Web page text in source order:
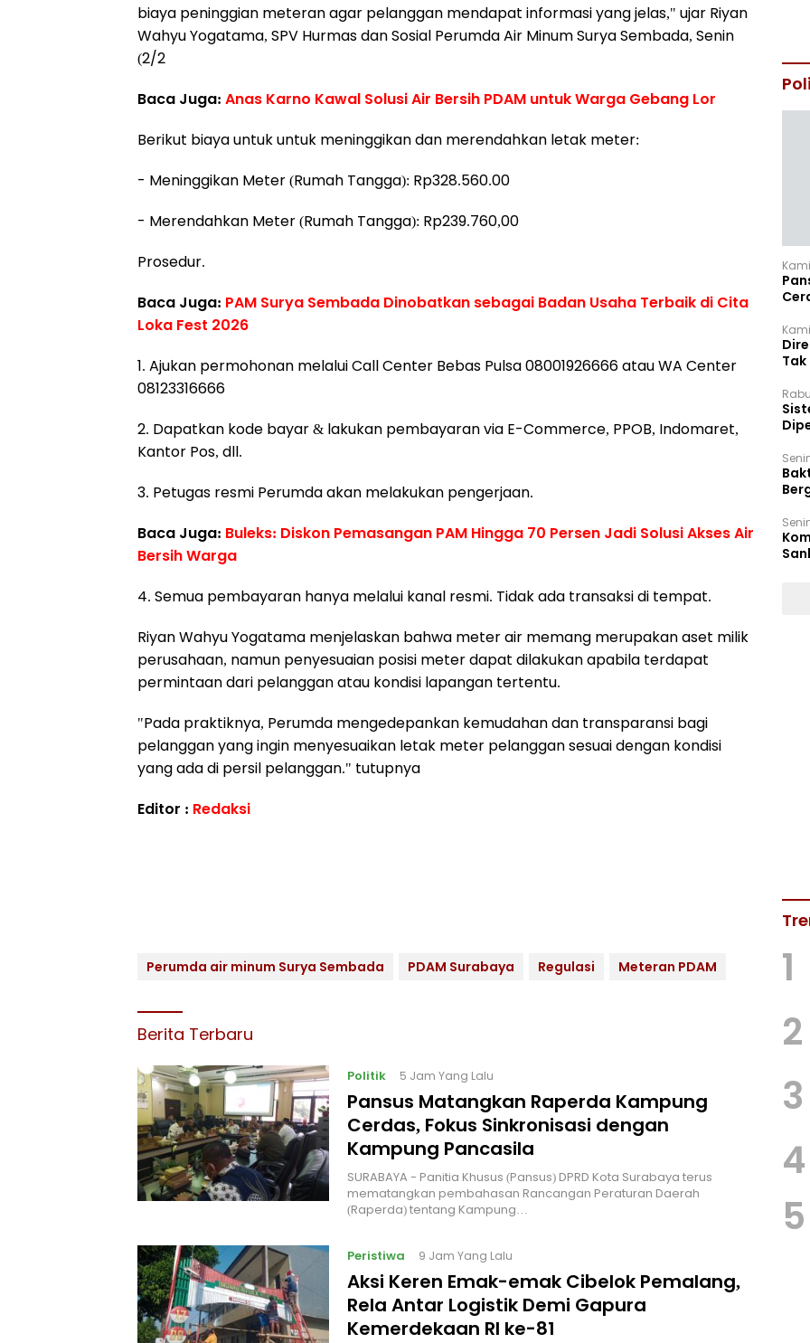
biaya peninggian meteran agar pelanggan mendapat informasi yang jelas," ujar Riyan
Wahyu Yogatama, SPV Hurmas dan Sosial Perumda Air Minum Surya Sembada, Senin
(2/2
Baca Juga: Anas Karno Kawal Solusi Air Bersih PDAM untuk Warga Gebang Lor
Berikut biaya untuk untuk meninggikan dan merendahkan letak meter:
- Meninggikan Meter (Rumah Tangga): Rp328.560.00
- Merendahkan Meter (Rumah Tangga): Rp239.760,00
Prosedur.
Baca Juga: PAM Surya Sembada Dinobatkan sebagai Badan Usaha Terbaik di Cita
Loka Fest 2026 ‎
1. Ajukan permohonan melalui Call Center Bebas Pulsa 08001926666 atau WA Center
08123316666
2. Dapatkan kode bayar & lakukan pembayaran via E-Commerce, PPOB, Indomaret,
Kantor Pos, dll.
3. Petugas resmi Perumda akan melakukan pengerjaan.
Baca Juga: ‎Buleks: Diskon Pemasangan PAM Hingga 70 Persen Jadi Solusi Akses Air
Bersih Warga
4. Semua pembayaran hanya melalui kanal resmi. Tidak ada transaksi di tempat.
Riyan Wahyu Yogatama menjelaskan bahwa meter air memang merupakan aset milik
perusahaan, namun penyesuaian posisi meter dapat dilakukan apabila terdapat
permintaan dari pelanggan atau kondisi lapangan tertentu.
"Pada praktiknya, Perumda mengedepankan kemudahan dan transparansi bagi
pelanggan yang ingin menyesuaikan letak meter pelanggan sesuai dengan kondisi
yang ada di persil pelanggan." tutupnya
Editor : Redaksi
Perumda air minum Surya Sembada PDAM Surabaya Regulasi Meteran PDAM
Berita Terbaru
Politik 5 Jam Yang Lalu
Pansus Matangkan Raperda Kampung
Cerdas, Fokus Sinkronisasi dengan
Kampung Pancasila
‎SURABAYA - Panitia Khusus (Pansus) DPRD Kota Surabaya terus
mematangkan pembahasan Rancangan Peraturan Daerah
(Raperda) tentang Kampung…
Peristiwa 9 Jam Yang Lalu
Aksi Keren Emak-emak Cibelok Pemalang,
Rela Antar Logistik Demi Gapura
Kemerdekaan RI ke-81
1
2
3
4
5